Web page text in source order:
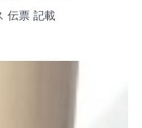
伝票 記載